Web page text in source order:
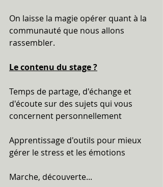
On laisse la magie opérer quant à la
communauté que nous allons
rassembler.
Le contenu du stage ?
Temps de partage, d'échange et
d'écoute sur des sujets qui vous
concernent personnellement
Apprentissage d'outils pour mieux
gérer le stress et les émotions
Marche, découverte...